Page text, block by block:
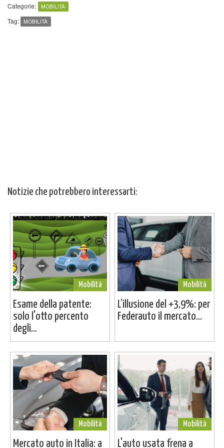
Categorie: MOBILITÀ
Tag: MOBILITÀ
Notizie che potrebbero interessarti:
Mobilità
Esame della patente:
solo l'otto percento
degli...
Mobilità
L’illusione del +3,9%: per
Federauto il mercato...
Mobilità
Mercato auto in Italia: a
Mobilità
L'auto usata frena a